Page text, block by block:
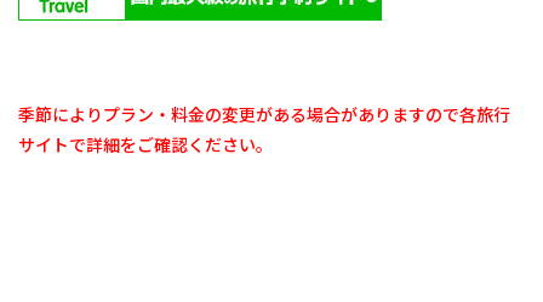
季節によりプラン・料金の変更がある場合がありますので各旅行
サイトで詳細をご確認ください。